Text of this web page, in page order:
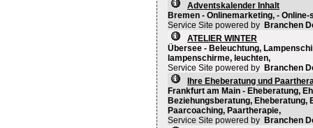
Adventskalender Inhalt
Bremen - Onlinemarketing, -
Service Site powered by Branchen
ATELIER WINTER
Übersee - Beleuchtung,
lampenschirme, leuchten,
Service Site powered by Branchen
Ihre Eheberatung und
Frankfurt am Main - Eheberatung,
Beziehungsberatung, Eheberatung,
Paarcoaching, Paartherapie,
Service Site powered by Branchen